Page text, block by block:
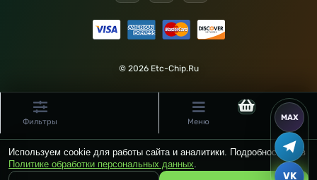
© 2026 Etc-Chip.Ru
Фильтры Меню
Используем cookie для работы сайта и аналитики. Подробности — в
Политике обработки персональных данных.